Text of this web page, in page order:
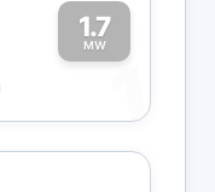
1.7
MW
1